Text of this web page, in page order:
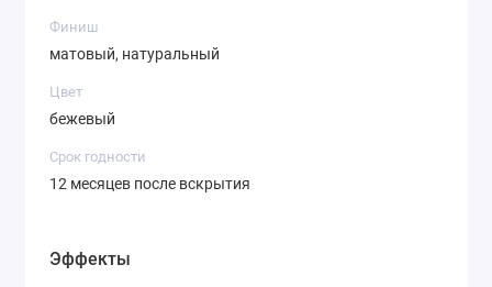
Финиш
матовый, натуральный
Цвет
бежевый
Срок годности
12 месяцев после вскрытия
Эффекты